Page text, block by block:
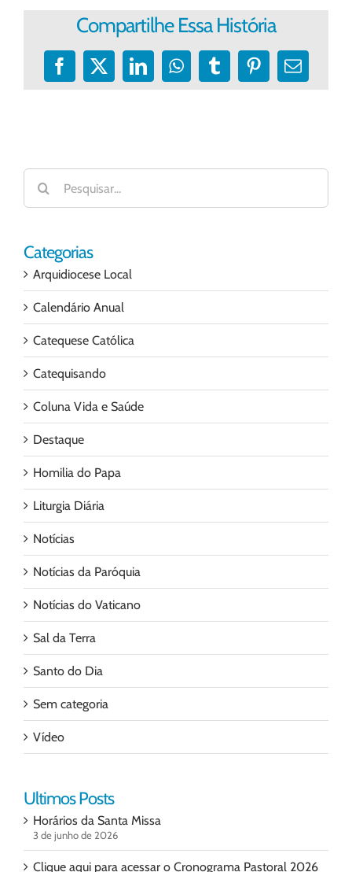
Compartilhe Essa História
Facebook
X LinkedInWhatsApp
TumblrPinterest
E-
Buscar
resultados
para:
Categorias
Arquidiocese Local
Calendário Anual
Catequese Católica
Catequisando
Coluna Vida e Saúde
Destaque
Homilia do Papa
Liturgia Diária
Notícias
Notícias da Paróquia
Notícias do Vaticano
Sal da Terra
Santo do Dia
Sem categoria
Vídeo
Ultimos Posts
Horários da Santa Missa
3 de junho de 2026
Clique aqui para acessar o Cronograma Pastoral 2026